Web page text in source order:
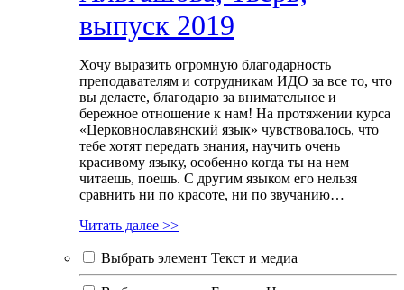
выпуск 2019
Хочу выразить огромную благодарность
преподавателям и сотрудникам ИДО за все то, что
вы делаете, благодарю за внимательное и
бережное отношение к нам! На протяжении курса
«Церковнославянский язык» чувствовалось, что
тебе хотят передать знания, научить очень
красивому языку, особенно когда ты на нем
читаешь, поешь. С другим языком его нельзя
сравнить ни по красоте, ни по звучанию…
Читать далее >>
Выбрать элемент Текст и медиа